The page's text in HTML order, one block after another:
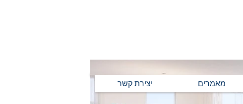
יצירת קשר מאמרים